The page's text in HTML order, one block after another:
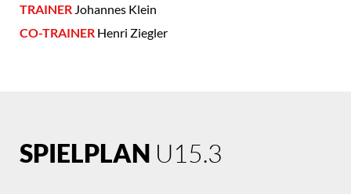
TRAINER Johannes Klein
CO-TRAINER Henri Ziegler
SPIELPLAN U15.3